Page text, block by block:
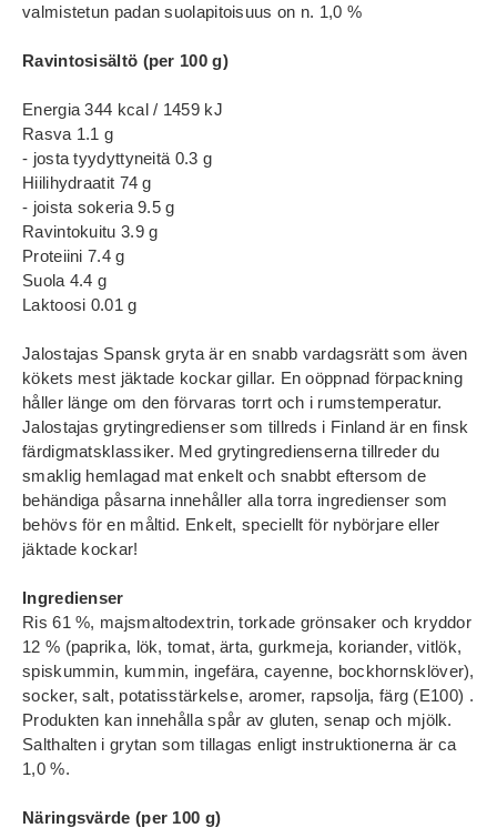
valmistetun padan suolapitoisuus on n. 1,0 %
Ravintosisältö (per 100 g)
Energia 344 kcal / 1459 kJ
Rasva 1.1 g
- josta tyydyttyneitä 0.3 g
Hiilihydraatit 74 g
- joista sokeria 9.5 g
Ravintokuitu 3.9 g
Proteiini 7.4 g
Suola 4.4 g
Laktoosi 0.01 g
Jalostajas Spansk gryta är en snabb vardagsrätt som även
kökets mest jäktade kockar gillar. En oöppnad förpackning
håller länge om den förvaras torrt och i rumstemperatur.
Jalostajas grytingredienser som tillreds i Finland är en finsk
färdigmatsklassiker. Med grytingredienserna tillreder du
smaklig hemlagad mat enkelt och snabbt eftersom de
behändiga påsarna innehåller alla torra ingredienser som
behövs för en måltid. Enkelt, speciellt för nybörjare eller
jäktade kockar!
Ingredienser
Ris 61 %, majsmaltodextrin, torkade grönsaker och kryddor
12 % (paprika, lök, tomat, ärta, gurkmeja, koriander, vitlök,
spiskummin, kummin, ingefära, cayenne, bockhornsklöver),
socker, salt, potatisstärkelse, aromer, rapsolja, färg (E100) .
Produkten kan innehålla spår av gluten, senap och mjölk.
Salthalten i grytan som tillagas enligt instruktionerna är ca
1,0 %.
Näringsvärde (per 100 g)